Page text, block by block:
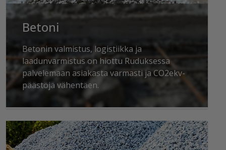
Betoni
Betonin valmistus, logistiikka ja
laadunvarmistus on hiottu Ruduksessa
palvelemaan asiakasta varmasti ja CO2ekv-
päästöjä vähentäen.